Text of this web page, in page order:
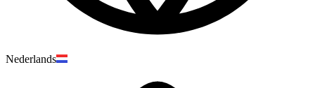
Nederlands